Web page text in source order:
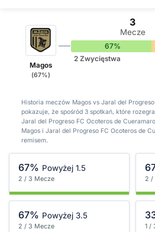
Magos
(67%)
3
Mecze
67%
2 Zwycięstwa
Historia meczów Magos vs Jaral del
pokazuje, że spośród 3 spotkań, które
Jaral del Progreso FC Ocoteros de
Magos i Jaral del Progreso FC Ocoteros de
remisem.
67% Powyżej 1.5
2 / 3 Mecze 2 /
67% Powyżej 3.5
2 / 3 Mecze 1 /